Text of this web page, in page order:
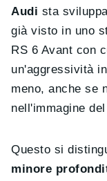
Audi sta
già visto in uno
RS 6 Avant con
un'aggressività
meno, anche se
nell'immagine
Questo si
minore